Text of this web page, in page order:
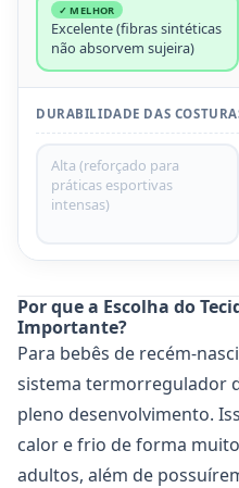
✓ MELHOR
Excelente (fibras sintéticas
não absorvem sujeira)
DURABILIDADE DAS
Alta (reforçado para
práticas esportivas
intensas)
Por que a Escolha do
Importante?
Para bebês de recém-
sistema termorregulador
pleno desenvolvimento.
calor e frio de forma
adultos, além de